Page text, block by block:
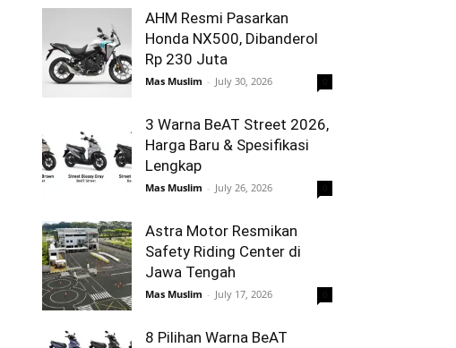
AHM Resmi Pasarkan
Honda NX500, Dibanderol
Rp 230 Juta
Mas Muslim - July 30, 2026
3 Warna BeAT Street 2026,
Harga Baru & Spesifikasi
Lengkap
Mas Muslim - July 26, 2026
Astra Motor Resmikan
Safety Riding Center di
Jawa Tengah
Mas Muslim - July 17, 2026
8 Pilihan Warna BeAT